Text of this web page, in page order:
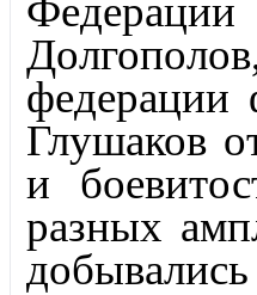
Федерации
федерации
Глушаков
и
разных